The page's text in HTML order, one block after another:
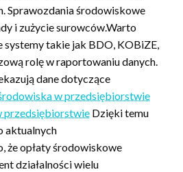
Sprawozdania środowiskowe
i zużycie surowców.Warto
systemy takie jak BDO, KOBiZE,
rolę w raportowaniu danych.
dane dotyczące
w przedsiębiorstwie
przedsiębiorstwie Dzięki temu
aktualnych
że opłaty środowiskowe
działalności wielu